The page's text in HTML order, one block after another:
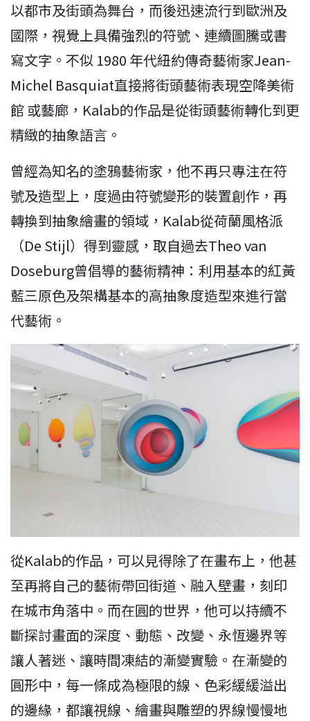
以都市及街頭為舞台，而後迅速流行到歐洲及
國際，視覺上具備強烈的符號、連續圖騰或書
寫文字。不似 1980 年代紐約傳奇藝術家Jean-
Michel Basquiat直接將街頭藝術表現空降美術
館 或藝廊，Kalab的作品是從街頭藝術轉化到更
精緻的抽象語言。
曾經為知名的塗鴉藝術家，他不再只專注在符
號及造型上，度過由符號變形的裝置創作，再
轉換到抽象繪畫的領域，Kalab從荷蘭風格派
（De Stijl）得到靈感，取自過去Theo van
Doseburg曾倡導的藝術精神：利用基本的紅黃
藍三原色及架構基本的高抽象度造型來進行當
代藝術。
從Kalab的作品，可以見得除了在畫布上，他甚
至再將自己的藝術帶回街道、融入壁畫，刻印
在城市角落中。而在圓的世界，他可以持續不
斷探討畫面的深度、動態、改變、永恆邊界等
讓人著迷、讓時間凍結的漸變實驗。在漸變的
圓形中，每一條成為極限的線、色彩緩緩溢出
的邊緣，都讓視線、繪畫與雕塑的界線慢慢地